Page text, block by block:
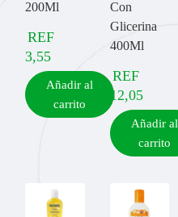
200Ml
REF
3,55
Añadir al
carrito
Con
Glicerina
400Ml
REF
12,05
Añadir al
carrito